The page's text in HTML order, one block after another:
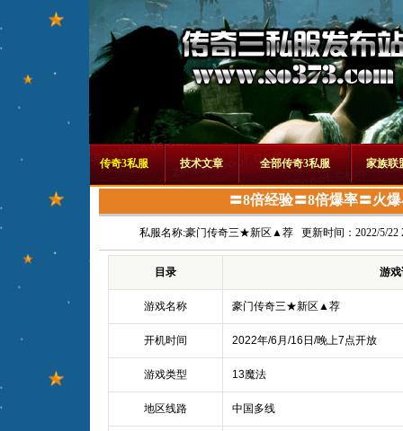
传奇3私服 技术文章 全部传奇3私服 家族联
〓8倍经验〓8倍爆率〓火
私服名称:豪门传奇三★新区▲荐更新时间：2022/5/22
目录 游
游戏名称 豪门传奇三★新区▲荐
开机时间 2022年/6月/16日/晚上7点开放
游戏类型 13魔法
地区线路 中国多线